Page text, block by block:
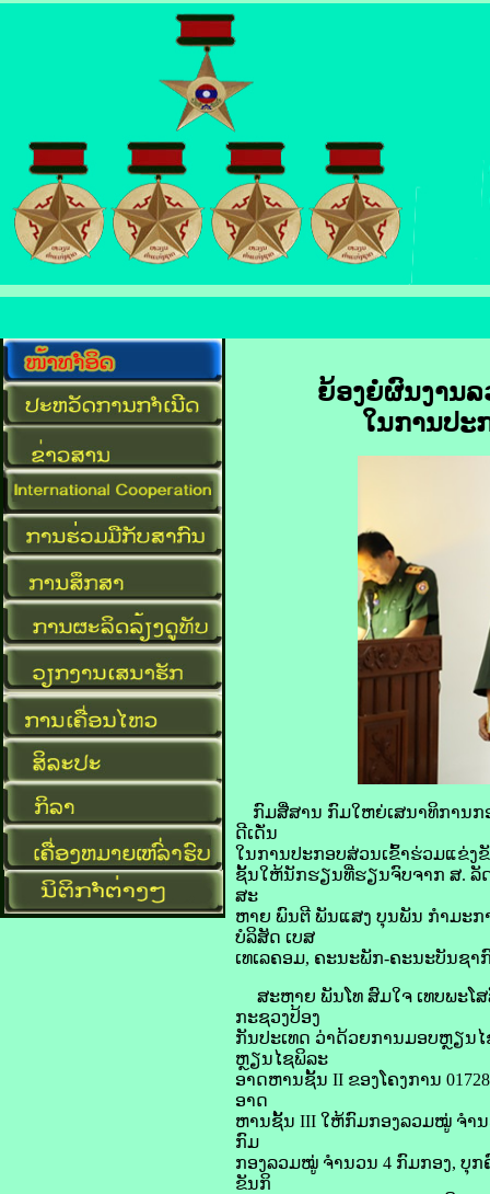
ຍ້ອງຍໍຜົນງານ
ໃນການປະ
ກົມສື່ສານ ກົມໃຫຍ່ເສນາທິການກ
ດີເດັ່ນ
ໃນການປະກອບສ່ວນເຂົ້າຮ່ວມແຂ່ງຂັ
ຊັ້ນໃຫ້ນັກຮຽນທີ່ຮຽນຈົບຈາກ ສ. ລັດ
ສະ
ຫາຍ ພົນຕີ ພັນແສງ ບຸນພັນ ກໍາມະກ
ບໍລິສັດ ເບສ
ເທເລຄອມ, ຄະນະພັກ-ຄະນະບັນຊ
ສະຫາຍ ພັນໂທ ສົມໃຈ ເທບພະໂ
ກະຊວງປ້ອງ
ກັນປະເທດ ວ່າດ້ວຍການມອບຫຼຽນ
ຫຼຽນໄຊພິລະ
ອາດຫານຊັ້ນ II ຂອງໂຄງການ
ອາດ
ຫານຊັ້ນ III ໃຫ້ກົມກອງລວມໝູ່ ຈໍານ
ກົມ
ກອງລວມໝູ່ ຈໍານວນ 4 ກົມກອງ, ບຸກ
ຂັນກິ